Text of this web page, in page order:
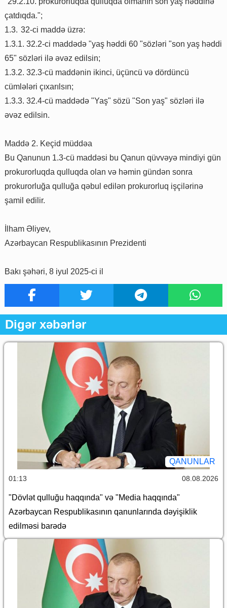
çatdıqda.";
1.3. 32-ci maddə üzrə:
1.3.1. 32.2-ci maddədə "yaş həddi 60 "sözləri "son yaş həddi
65" sözləri ilə əvəz edilsin;
1.3.2. 32.3-cü maddənin ikinci, üçüncü və dördüncü
cümlələri çıxarılsın;
1.3.3. 32.4-cü maddədə "Yaş" sözü "Son yaş" sözləri ilə
əvəz edilsin.
Maddə 2. Keçid müddəa
Bu Qanunun 1.3-cü maddəsi bu Qanun qüvvəyə mindiyi gün
prokurorluqda qulluqda olan və həmin gündən sonra
prokurorluğa qulluğa qəbul edilən prokurorluq işçilərinə
şamil edilir.
İlham Əliyev,
Azərbaycan Respublikasının Prezidenti
Bakı şəhəri, 8 iyul 2025-ci il
Digər xəbərlər
QANUNLAR
01:13 08.08.2026
"Dövlət qulluğu haqqında" və "Media haqqında"
Azərbaycan Respublikasının qanunlarında dəyişiklik
edilməsi barədə